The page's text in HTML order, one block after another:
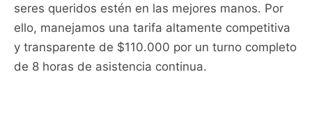
seres queridos estén en las mejores manos. Por
ello, manejamos una tarifa altamente competitiva
y transparente de $110.000 por un turno completo
de 8 horas de asistencia continua.